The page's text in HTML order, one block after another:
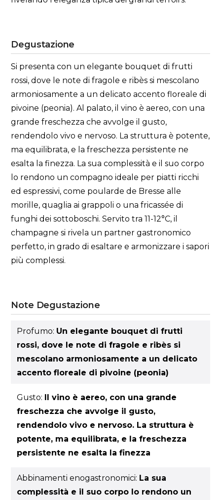
Degustazione
Si presenta con un elegante bouquet di frutti
rossi, dove le note di fragole e ribès si mescolano
armoniosamente a un delicato accento floreale di
pivoine (peonia). Al palato, il vino è aereo, con una
grande freschezza che avvolge il gusto,
rendendolo vivo e nervoso. La struttura è potente,
ma equilibrata, e la freschezza persistente ne
esalta la finezza. La sua complessità e il suo corpo
lo rendono un compagno ideale per piatti ricchi
ed espressivi, come poularde de Bresse alle
morille, quaglia ai grappoli o una fricassée di
funghi dei sottoboschi. Servito tra 11-12°C, il
champagne si rivela un partner gastronomico
perfetto, in grado di esaltare e armonizzare i sapori
più complessi.
Note Degustazione
Profumo: Un elegante bouquet di frutti
rossi, dove le note di fragole e ribès si
mescolano armoniosamente a un delicato
accento floreale di pivoine (peonia)
Gusto:
Il vino è aereo, con una grande
freschezza che avvolge il gusto,
rendendolo vivo e nervoso. La struttura è
potente, ma equilibrata, e la freschezza
persistente ne esalta la finezza
Abbinamenti enogastronomici: La sua
complessità e il suo corpo lo rendono un